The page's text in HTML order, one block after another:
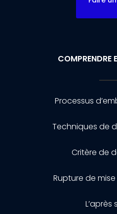
COMPRENDRE
Processus
Techniques de
Critère de
Rupture de
L’après